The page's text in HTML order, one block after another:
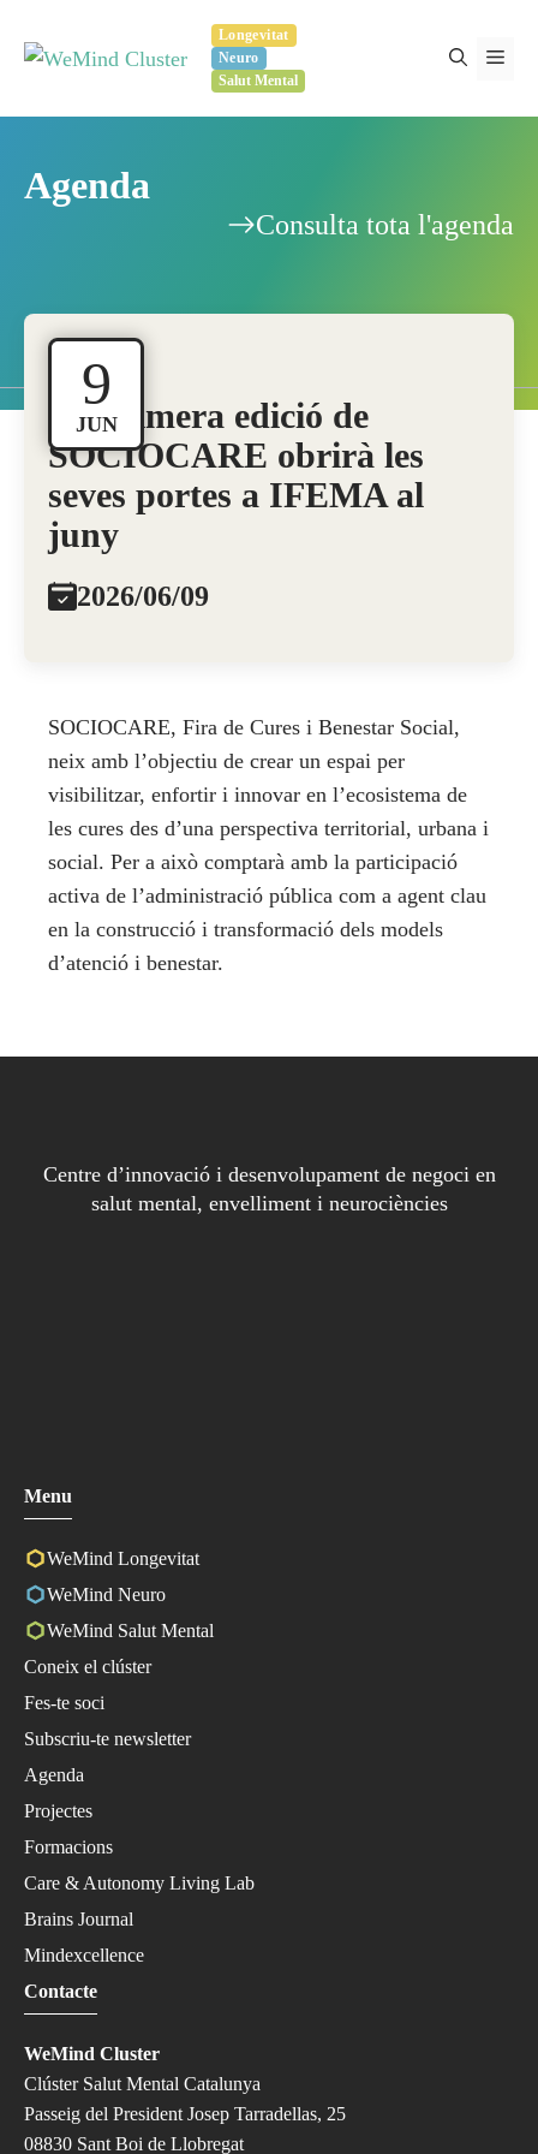
Longevitat
Neuro
Salut Mental
Agenda
Consulta tota l'agenda
9
JUN
La primera edició de
SOCIOCARE obrirà les
seves portes a IFEMA al
juny
2026/06/09
SOCIOCARE, Fira de Cures i Benestar Social,
neix amb l’objectiu de crear un espai per
visibilitzar, enfortir i innovar en l’ecosistema de
les cures des d’una perspectiva territorial, urbana i
social. Per a això comptarà amb la participació
activa de l’administració pública com a agent clau
en la construcció i transformació dels models
d’atenció i benestar.
Centre d’innovació i desenvolupament de negoci en
salut mental, envelliment i neurociències
Menu
WeMind Longevitat
WeMind Neuro
WeMind Salut Mental
Coneix el clúster
Fes-te soci
Subscriu-te newsletter
Agenda
Projectes
Formacions
Care & Autonomy Living Lab
Brains Journal
Mindexcellence
Contacte
WeMind Cluster
Clúster Salut Mental Catalunya
Passeig del President Josep Tarradellas, 25
08830 Sant Boi de Llobregat